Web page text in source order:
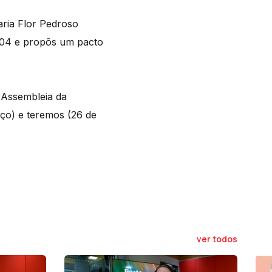
Flor Pedroso
e propôs um pacto
da
e teremos (26 de
ver todos